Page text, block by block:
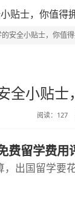
贴士，你值得
安全小贴士，你值
全小贴士
阅读： 127
费留学费用
，出国留学要